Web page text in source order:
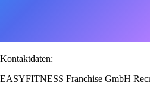
Kontaktdaten:
EASYFITNESS Franchise GmbH